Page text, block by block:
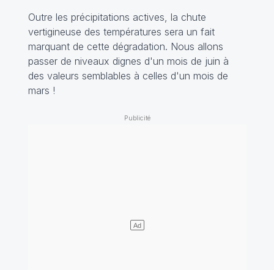
Outre les précipitations actives, la chute
vertigineuse des températures sera un fait
marquant de cette dégradation. Nous allons
passer de niveaux dignes d'un mois de juin à
des valeurs semblables à celles d'un mois de
mars !